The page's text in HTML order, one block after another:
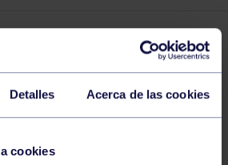
Detalles Acerca de las cookies
cookies
RELACIONADAS